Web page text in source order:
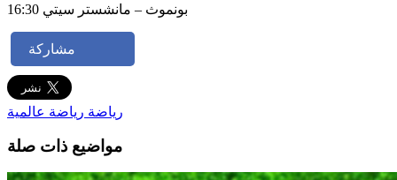
16:30 بونموث – مانشستر سيتي
مشاركة
رياضة رياضة عالمية
مواضيع ذات صلة